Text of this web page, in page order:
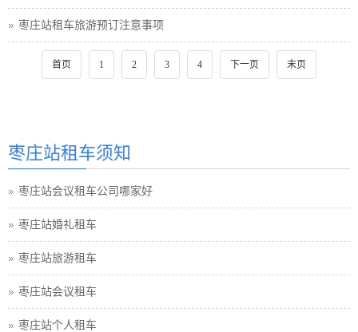
枣庄站租车旅游预订注意事项
首页 1 2 3 4 下一页 末页
枣庄站租车须知
枣庄站会议租车公司哪家好
枣庄站婚礼租车
枣庄站旅游租车
枣庄站会议租车
枣庄站个人租车